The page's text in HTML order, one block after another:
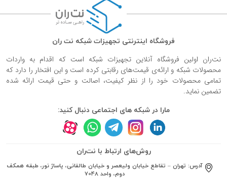
فروشگاه اینترنتی تجهیزات شبکه نت ران
نت‌ران اولین فروشگاه آنلاین تجهیزات شبکه است که اقدام به واردات
محصولات شبکه و ارائه‌ی قیمت‌های رقابتی کرده است و این افتخار را دارد که
تمامی محصولات خود را از نظر کیفیت، اصالت و حتی قیمت ارائه شده
تضمین نماید.
مارا در شبکه های اجتماعی دنبال کنید:
روش‌های ارتباط با نت‌ران
آدرس: تهران – تقاطع خیابان ولیعصر و خیابان طالقانی، پاساژ نور، طبقه همکف
دوم، واحد 7048